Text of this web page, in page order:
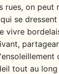
on peut
se
vivre
tout au